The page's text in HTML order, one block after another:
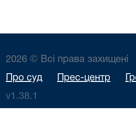
2026 © Всі права захищені
Про суд Прес-центр
v1.38.1